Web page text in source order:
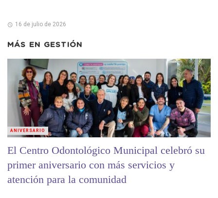
16 de julio de 2026
MÁS EN GESTIÓN
El Centro Odontológico Municipal celebró su
primer aniversario con más servicios y
atención para la comunidad
ANIVERSARIO